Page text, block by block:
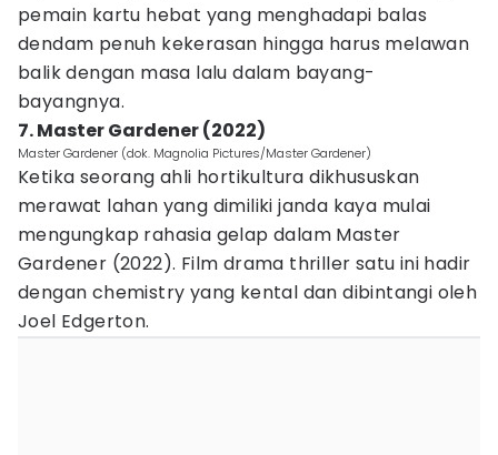
pemain kartu hebat yang menghadapi balas
dendam penuh kekerasan hingga harus melawan
balik dengan masa lalu dalam bayang-
bayangnya.
7. Master Gardener (2022)
Master Gardener (dok. Magnolia Pictures/Master Gardener)
Ketika seorang ahli hortikultura dikhususkan
merawat lahan yang dimiliki janda kaya mulai
mengungkap rahasia gelap dalam Master
Gardener (2022). Film drama thriller satu ini hadir
dengan chemistry yang kental dan dibintangi oleh
Joel Edgerton.